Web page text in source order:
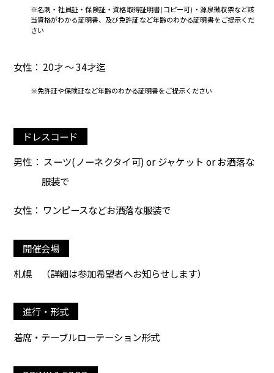
※名刺・社員証・保険証・資格取得証明書(コピー可)・源泉徴収票など該
当資格がわかる証明書、及び免許証など年齢のわかる証明書をご提示くだ
さい
女性： 20才 ～ 34才迄
※免許証や保険証など年齢のわかる証明書をご提示ください
ドレスコード
男性： スーツ(ノーネクタイ可) or ジャケット or お洒落な
服装で
女性： ワンピースなどお洒落な服装で
開催会場
札幌
（詳細は参加希望者へお知らせします）
進行・形式
着席・テーブルローテーション形式